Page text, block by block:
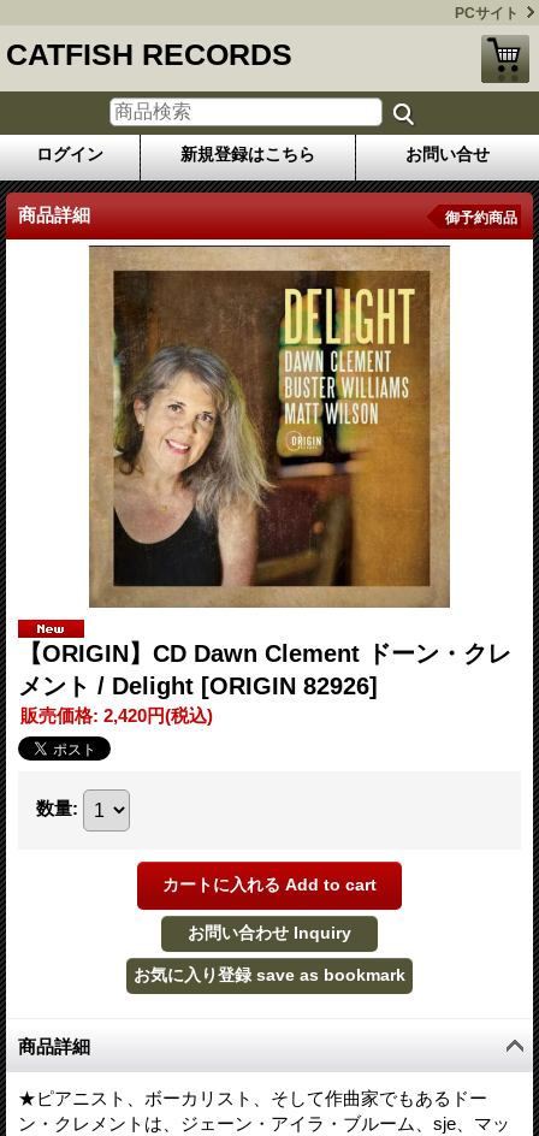
PCサイト
CATFISH RECORDS
ログイン 新規登録はこちら お問い合せ
商品詳細 御予約商品
【ORIGIN】CD Dawn Clement ドーン・クレ
メント / Delight [ORIGIN 82926]
販売価格: 2,420円(税込)
数量:
商品詳細
★ピアニスト、ボーカリスト、そして作曲家でもあるドー
ン・クレメントは、ジェーン・アイラ・ブルーム、sje、マッ